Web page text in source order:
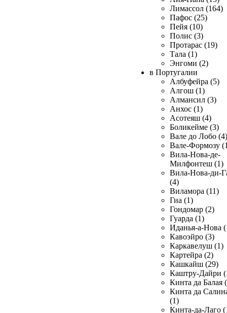
Лимассол (164)
Пафос (25)
Пейя (10)
Полис (3)
Протарас (19)
Тала (1)
Энгоми (2)
в Португалии
Албуфейра (5)
Алгош (1)
Алмансил (3)
Анхос (1)
Асотеяш (4)
Боликейме (3)
Вале до Лобо (4)
Вале-Формозу
Вила-Нова-де-
Милфонтеш (1)
Вила-Нова-ди-
(4)
Виламора (11)
Гиа (1)
Гондомар (2)
Гуарда (1)
Иданья-а-Нова
Кавоэйро (3)
Каркавелуш (1)
Картейра (2)
Кашкайш (29)
Каштру-Дайри
Кинта да Балая
Кинта да
(1)
Кинта-да-Лаго